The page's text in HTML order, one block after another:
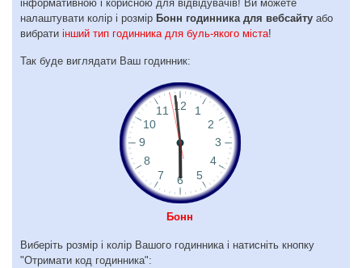
інформативною і корисною для відвідувачів! Ви можете
налаштувати колір і розмір Бонн годинника для вебсайту або
вибрати інший тип годинника для буль-якого міста!
Так буде виглядати Ваш годинник:
Бонн
Виберіть розмір і колір Вашого годинника і натисніть кнопку
"Отримати код годинника":